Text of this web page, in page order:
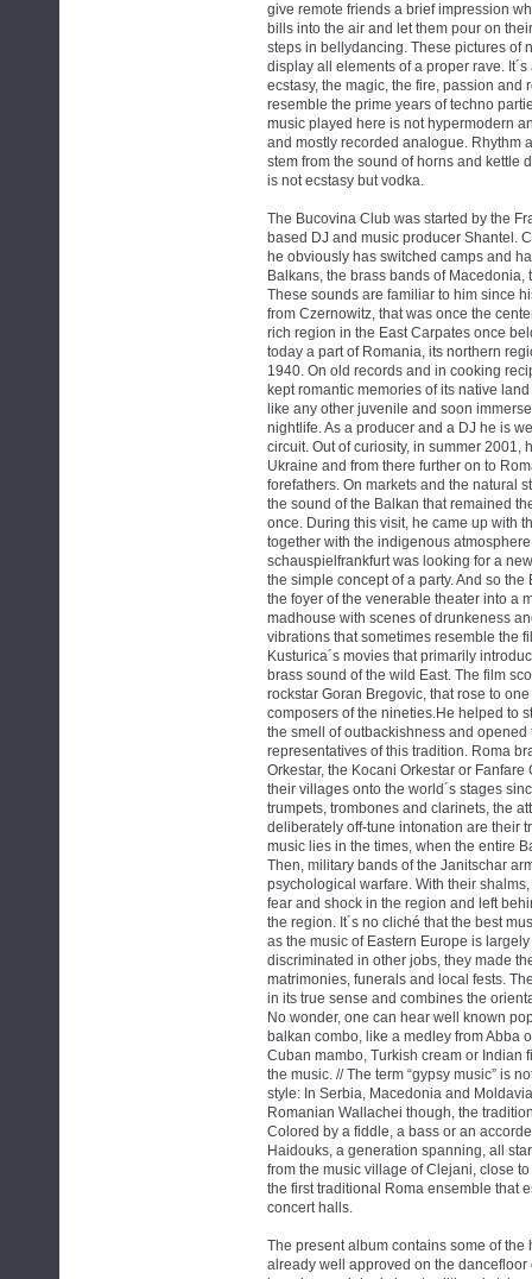
give remote friends a brief impression
bills into the air and let them pour on
steps in bellydancing. These pictures of
display all elements of a proper rave.
ecstasy, the magic, the fire, passion and
resemble the prime years of techno
music played here is not hypermodern
and mostly recorded analogue. Rhythm
stem from the sound of horns and kettle
is not ecstasy but vodka.
The Bucovina Club was started by the
based DJ and music producer Shantel.
he obviously has switched camps and
Balkans, the brass bands of
These sounds are familiar to him since
from Czernowitz, that was once the
rich region in the East Carpates once
today a part of Romania, its northern
1940. On old records and in cooking
kept romantic memories of its native
like any other juvenile and soon
nightlife. As a producer and a DJ he is
circuit. Out of curiosity, in summer 2001,
Ukraine and from there further on to
forefathers. On markets and the natural
the sound of the Balkan that remained
once. During this visit, he came up with
together with the indigenous
schauspielfrankfurt was looking for a
the simple concept of a party. And so
the foyer of the venerable theater into a
madhouse with scenes of drunkeness
vibrations that sometimes resemble the
Kusturica´s movies that primarily
brass sound of the wild East. The film
rockstar Goran Bregovic, that rose to
composers of the nineties.He helped to
the smell of outbackishness and opened
representatives of this tradition. Roma
Orkestar, the Kocani Orkestar or
their villages onto the world´s stages
trumpets, trombones and clarinets, the
deliberately off-tune intonation are their
music lies in the times, when the entire
Then, military bands of the Janitschar
psychological warfare. With their
fear and shock in the region and left
the region. It´s no cliché that the best
as the music of Eastern Europe is
discriminated in other jobs, they made
matrimonies, funerals and local fests.
in its true sense and combines the
No wonder, one can hear well known
balkan combo, like a medley from Abba
Cuban mambo, Turkish cream or Indian
the music. // The term “gypsy music” is
style: In Serbia, Macedonia and
Romanian Wallachei though, the
Colored by a fiddle, a bass or an
Haidouks, a generation spanning, all
from the music village of Clejani, close
the first traditional Roma ensemble that
concert halls.
The present album contains some of the
already well approved on the